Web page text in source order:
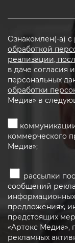
Ознакомлен(-а) с
обработкой
реализации,
в даче согласия
персональных
обработки
Медиа» в
коммерческого
Медиа»;
рассылки
сообщений
предложениях,
предстоящих
«Артокс Медиа»,
рекламных